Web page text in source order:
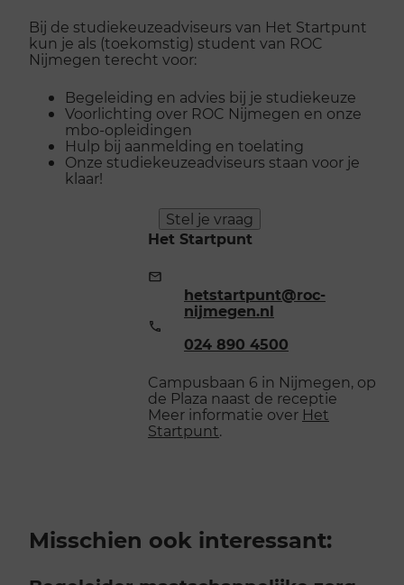
Bij de studiekeuzeadviseurs van Het Startpunt
kun je als (toekomstig) student van ROC
Nijmegen terecht voor:
Begeleiding en advies bij je studiekeuze
Voorlichting over ROC Nijmegen en onze
mbo-opleidingen
Hulp bij aanmelding en toelating
Onze studiekeuzeadviseurs staan voor je
klaar!
Stel je vraag
Het Startpunt
mailadres:
hetstartpunt@roc-
nijmegen.nl
024 890 4500
Campusbaan 6 in Nijmegen, op
de Plaza naast de receptie
Meer informatie over Het
Startpunt.
Misschien ook interessant: